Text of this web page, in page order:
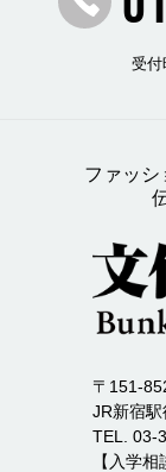
受付
ファッシ
〒151-
JR新宿
TEL. 03-
【入学